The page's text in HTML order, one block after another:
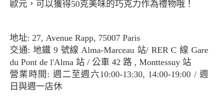
歐元，可以獲得50克美味的巧克力作為禮物哦！
地址: 27, Avenue Rapp, 75007 Paris
交通: 地鐵 9 號線 Alma-Marceau 站/ RER C 線 Gare
du Pont de l'Alma 站 / 公車 42 路 , Monttessuy 站
營業時間: 週二至週六10:00-13:30, 14:00-19:00 / 週
日與週一店休